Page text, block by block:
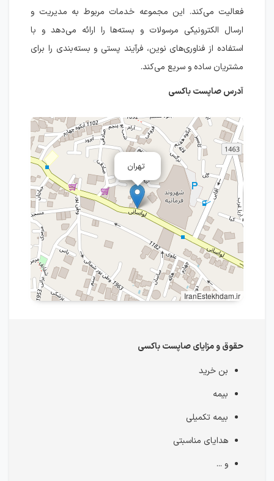
فعالیت می‌کند. این مجموعه خدمات مربوط به مدیریت و
ارسال الکترونیکی مرسولات و بسته‌ها را ارائه می‌دهد و با
استفاده از فناوری‌های نوین، فرآیند پستی و بسته‌بندی را برای
مشتریان ساده و سریع می‌کند.
آدرس صاپست باکسی
تهران
IranEstekhdam.ir
حقوق و مزایای صاپست باکسی
بن خرید
بیمه
بیمه تکمیلی
هدایای مناسبتی
و ...